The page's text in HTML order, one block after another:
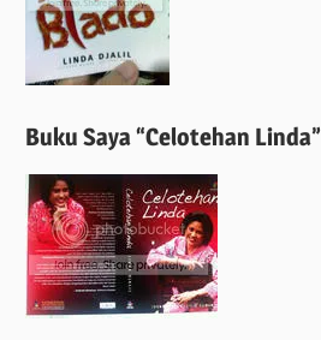
Buku Saya “Celotehan Linda”